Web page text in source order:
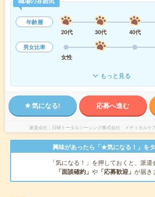
年齢層
20代
30代 40代
男女比率
女性
もっと見る
気になる! 応募へ進む
派遣会社 日研トータルソーシング株式会社 メディカルケ
興味があったら「★気になる！」をタ
「気になる！」を押しておくと、派遣
「面談確約」 や 「応募歓迎」 が届き